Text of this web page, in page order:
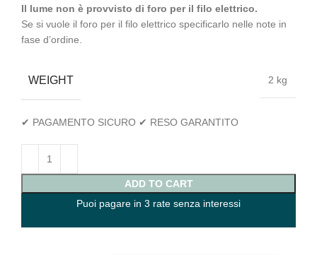
Il lume non è provvisto di foro per il filo elettrico.
Se si vuole il foro per il filo elettrico specificarlo nelle note in
fase d’ordine.
WEIGHT 2 kg
✔ PAGAMENTO SICURO ✔ RESO GARANTITO
ADD TO CART
Puoi pagare in 3 rate senza interessi